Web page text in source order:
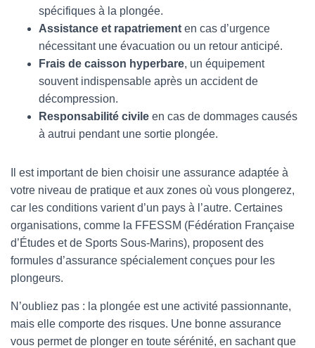
spécifiques à la plongée.
Assistance et rapatriement en cas d’urgence
nécessitant une évacuation ou un retour anticipé.
Frais de caisson hyperbare, un équipement
souvent indispensable après un accident de
décompression.
Responsabilité civile en cas de dommages causés
à autrui pendant une sortie plongée.
Il est important de bien choisir une assurance adaptée à
votre niveau de pratique et aux zones où vous plongerez,
car les conditions varient d’un pays à l’autre. Certaines
organisations, comme la FFESSM (Fédération Française
d’Études et de Sports Sous-Marins), proposent des
formules d’assurance spécialement conçues pour les
plongeurs.
N’oubliez pas : la plongée est une activité passionnante,
mais elle comporte des risques. Une bonne assurance
vous permet de plonger en toute sérénité, en sachant que